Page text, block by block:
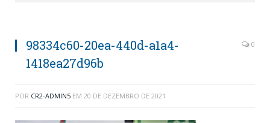
98334c60-20ea-440d-a1a4-
1418ea27d96b
0
POR CR2-ADMIN5 EM 20 DE DEZEMBRO DE 2021